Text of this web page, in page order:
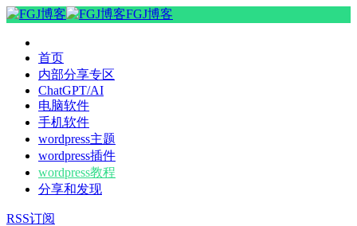
FGJ博客
首页
内部分享专区
ChatGPT/AI
电脑软件
手机软件
wordpress主题
wordpress插件
wordpress教程
分享和发现
RSS订阅